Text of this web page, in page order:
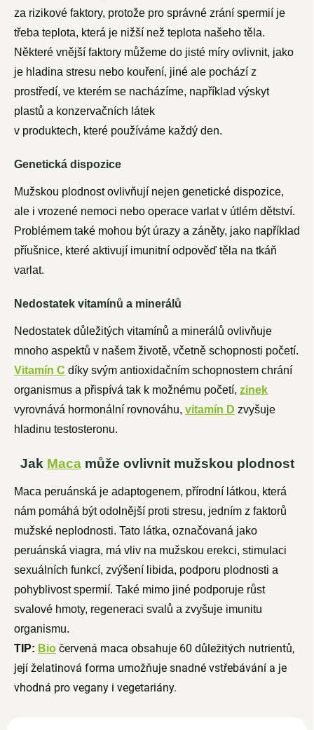
za rizikové faktory, protože pro správné zrání spermií je
třeba teplota, která je nižší než teplota našeho těla.
Některé vnější faktory můžeme do jisté míry ovlivnit, jako
je hladina stresu nebo kouření, jiné ale pochází z
prostředí, ve kterém se nacházíme, například výskyt
plastů a konzervačních látek
v produktech, které používáme každý den.
Genetická dispozice
Mužskou plodnost ovlivňují nejen genetické dispozice,
ale i vrozené nemoci nebo operace varlat v útlém dětství.
Problémem také mohou být úrazy a záněty, jako například
příušnice, které aktivují imunitní odpověď těla na tkáň
varlat.
Nedostatek vitamínů a minerálů
Nedostatek důležitých vitamínů a minerálů ovlivňuje
mnoho aspektů v našem životě, včetně schopnosti početí.
Vitamín C díky svým antioxidačním schopnostem chrání
organismus a přispívá tak k možnému početí, zinek
vyrovnává hormonální rovnováhu, vitamín D zvyšuje
hladinu testosteronu.
Jak Macamůže ovlivnit mužskou plodnost
Maca peruánská je adaptogenem, přírodní látkou, která
nám pomáhá být odolnější proti stresu, jedním z faktorů
mužské neplodnosti. Tato látka, označovaná jako
peruánská viagra, má vliv na mužskou erekci, stimulaci
sexuálních funkcí, zvýšení libida, podporu plodnosti a
pohyblivost spermií. Také mimo jiné podporuje růst
svalové hmoty, regeneraci svalů a zvyšuje imunitu
organismu.
TIP: Bio červená maca obsahuje 60 důležitých nutrientů,
její želatinová forma umožňuje snadné vstřebávání a je
vhodná pro vegany i vegetariány.